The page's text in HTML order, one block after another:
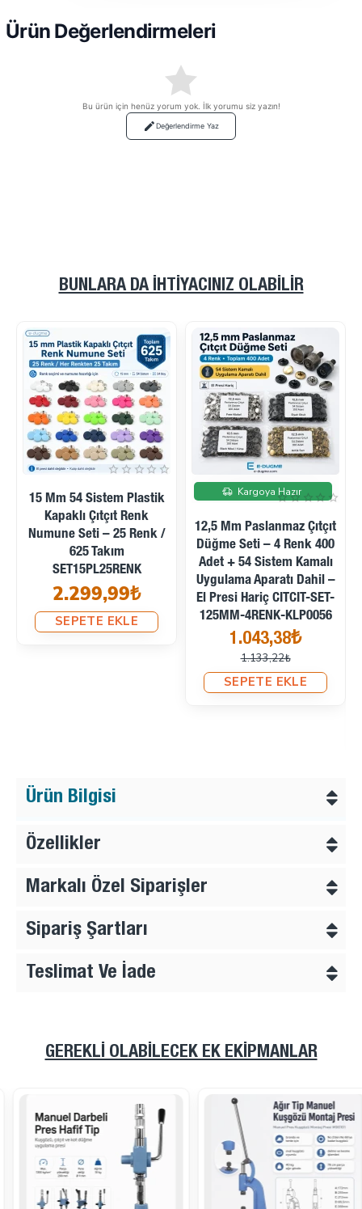
Ürün Değerlendirmeleri
Bu ürün için henüz yorum yok. İlk yorumu siz yazın!
Değerlendirme Yaz
BUNLARA DA İHTIYACINIZ OLABILIR
15 Mm 54 Sistem Plastik
Kapaklı Çıtçıt Renk
Numune Seti – 25 Renk /
625 Takım
SET15PL25RENK
2.299,99₺
SEPETE EKLE
İndirimde
Kargoya Hazır
12,5 Mm Paslanmaz Çıtçıt
Düğme Seti – 4 Renk 400
Adet + 54 Sistem Kamalı
Uygulama Aparatı Dahil –
El Presi Hariç CITCIT-SET-
125MM-4RENK-KLP0056
1.043,38₺
1.133,22₺
SEPETE EKLE
Ürün Bilgisi
Özellikler
Markalı Özel Siparişler
Sipariş Şartları
Teslimat Ve İade
GEREKLI OLABILECEK EK EKIPMANLAR